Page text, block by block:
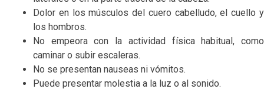
Dolor en los músculos del cuero cabelludo, el cuello y
los hombros.
No empeora con la actividad física habitual, como
caminar o subir escaleras.
No se presentan nauseas ni vómitos.
Puede presentar molestia a la luz o al sonido.